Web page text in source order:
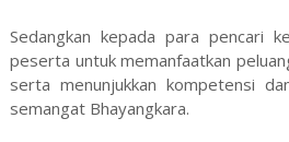
Sedangkan kepada para pencari
peserta untuk memanfaatkan
serta menunjukkan kompetensi
semangat Bhayangkara.